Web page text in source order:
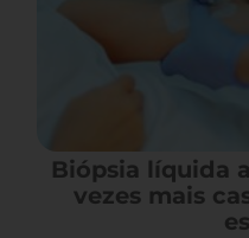
Biópsia líquida
vezes mais